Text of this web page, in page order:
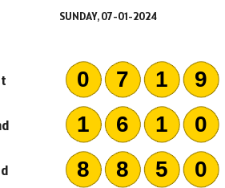
SUNDAY, 07-01-2024
0719
1610
8850